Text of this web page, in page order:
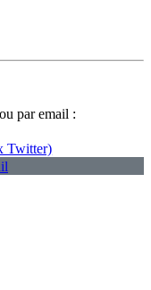
par email :
Twitter)